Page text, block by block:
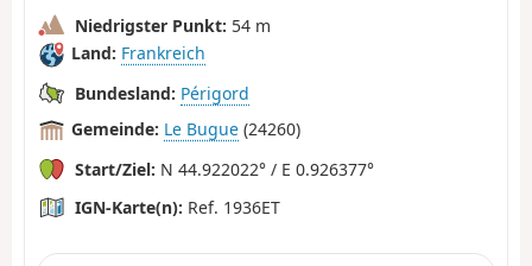
Niedrigster Punkt: 54 m
Land: Frankreich
Bundesland: Périgord
Gemeinde: Le Bugue (24260)
Start/Ziel: N 44.922022° / E 0.926377°
IGN-Karte(n): Ref. 1936ET